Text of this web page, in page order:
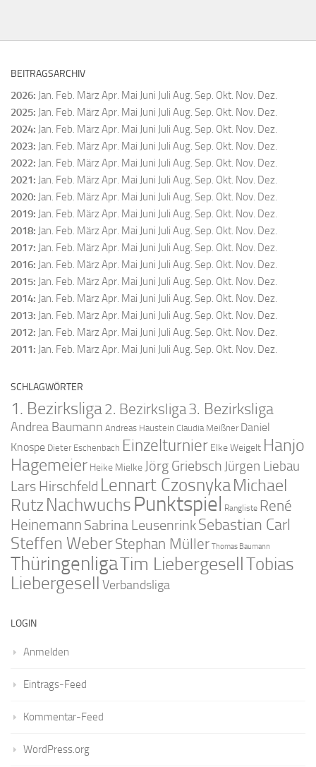
BEITRAGSARCHIV
2026: Jan. Feb. MärzApr. Mai Juni Juli Aug. Sep. Okt. Nov. Dez.
2025: Jan. Feb. MärzApr. Mai Juni Juli Aug. Sep. Okt. Nov. Dez.
2024: Jan. Feb. MärzApr. Mai Juni Juli Aug. Sep. Okt. Nov. Dez.
2023: Jan. Feb. MärzApr. Mai Juni Juli Aug. Sep. Okt. Nov. Dez.
2022: Jan. Feb. MärzApr. Mai Juni Juli Aug. Sep. Okt. Nov. Dez.
2021: Jan. Feb. MärzApr. Mai Juni Juli Aug. Sep. Okt. Nov. Dez.
2020: Jan. Feb. MärzApr. Mai Juni Juli Aug. Sep. Okt. Nov. Dez.
2019: Jan. Feb. MärzApr. Mai Juni Juli Aug. Sep. Okt. Nov. Dez.
2018: Jan. Feb. MärzApr. Mai Juni Juli Aug. Sep. Okt. Nov. Dez.
2017: Jan. Feb. MärzApr. Mai Juni Juli Aug. Sep. Okt. Nov. Dez.
2016: Jan. Feb. MärzApr. Mai Juni Juli Aug. Sep. Okt. Nov. Dez.
2015: Jan. Feb. MärzApr. Mai Juni Juli Aug. Sep. Okt. Nov. Dez.
2014: Jan. Feb. MärzApr. Mai Juni Juli Aug. Sep. Okt. Nov. Dez.
2013: Jan. Feb. MärzApr. Mai Juni Juli Aug. Sep. Okt. Nov. Dez.
2012: Jan. Feb. MärzApr. Mai Juni Juli Aug. Sep. Okt. Nov. Dez.
2011: Jan. Feb. MärzApr. Mai Juni Juli Aug. Sep. Okt. Nov. Dez.
SCHLAGWÖRTER
1. Bezirksliga2. Bezirksliga3. Bezirksliga
Andrea Baumann Andreas Haustein Claudia Meißner Daniel
Knospe Dieter Eschenbach Einzelturnier Elke Weigelt Hanjo
Hagemeier Heike Mielke Jörg Griebsch Jürgen Liebau
Lars Hirschfeld Lennart CzosnykaMichael
Rutz Nachwuchs Punktspiel Rangliste René
Heinemann Sabrina LeusenrinkSebastian Carl
Steffen WeberStephan Müller Thomas Baumann
ThüringenligaTim LiebergesellTobias
Liebergesell Verbandsliga
LOGIN
Anmelden
Eintrags-Feed
Kommentar-Feed
WordPress.org